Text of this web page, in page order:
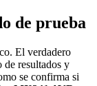
de prueba
El verdadero
de resultados y
se confirma si